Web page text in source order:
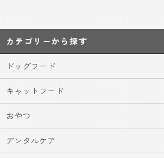
カテゴリーから探す
ドッグフード
キャットフード
おやつ
デンタルケア